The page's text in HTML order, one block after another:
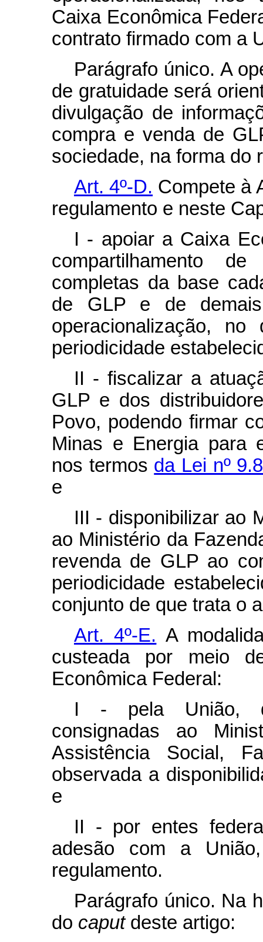
Caixa Econômica
contrato firmado com a
Parágrafo único. A
de gratuidade será
divulgação de
compra e venda de
sociedade, na forma do
Art. 4º-D. Compete à
regulamento e neste
I - apoiar a Caixa
compartilhamento
completas da base
de GLP e de demais
operacionalização,
periodicidade
II - fiscalizar a
GLP e dos
Povo, podendo firmar
Minas e Energia para
nos termos da Lei nº
e
III - disponibilizar ao
ao Ministério da
revenda de GLP ao
periodicidade
conjunto de que trata o
Art. 4º-E. A
custeada por meio
Econômica Federal:
I - pela União,
consignadas ao
Assistência Social,
observada a
e
II - por entes
adesão com a
regulamento.
Parágrafo único. Na
do caputdeste artigo: